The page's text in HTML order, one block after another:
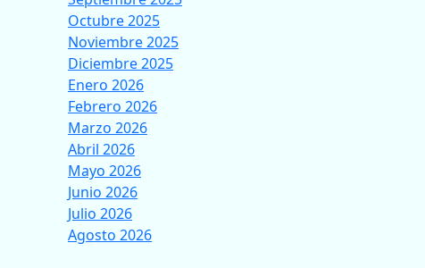
Octubre 2025
Noviembre 2025
Diciembre 2025
Enero 2026
Febrero 2026
Marzo 2026
Abril 2026
Mayo 2026
Junio 2026
Julio 2026
Agosto 2026